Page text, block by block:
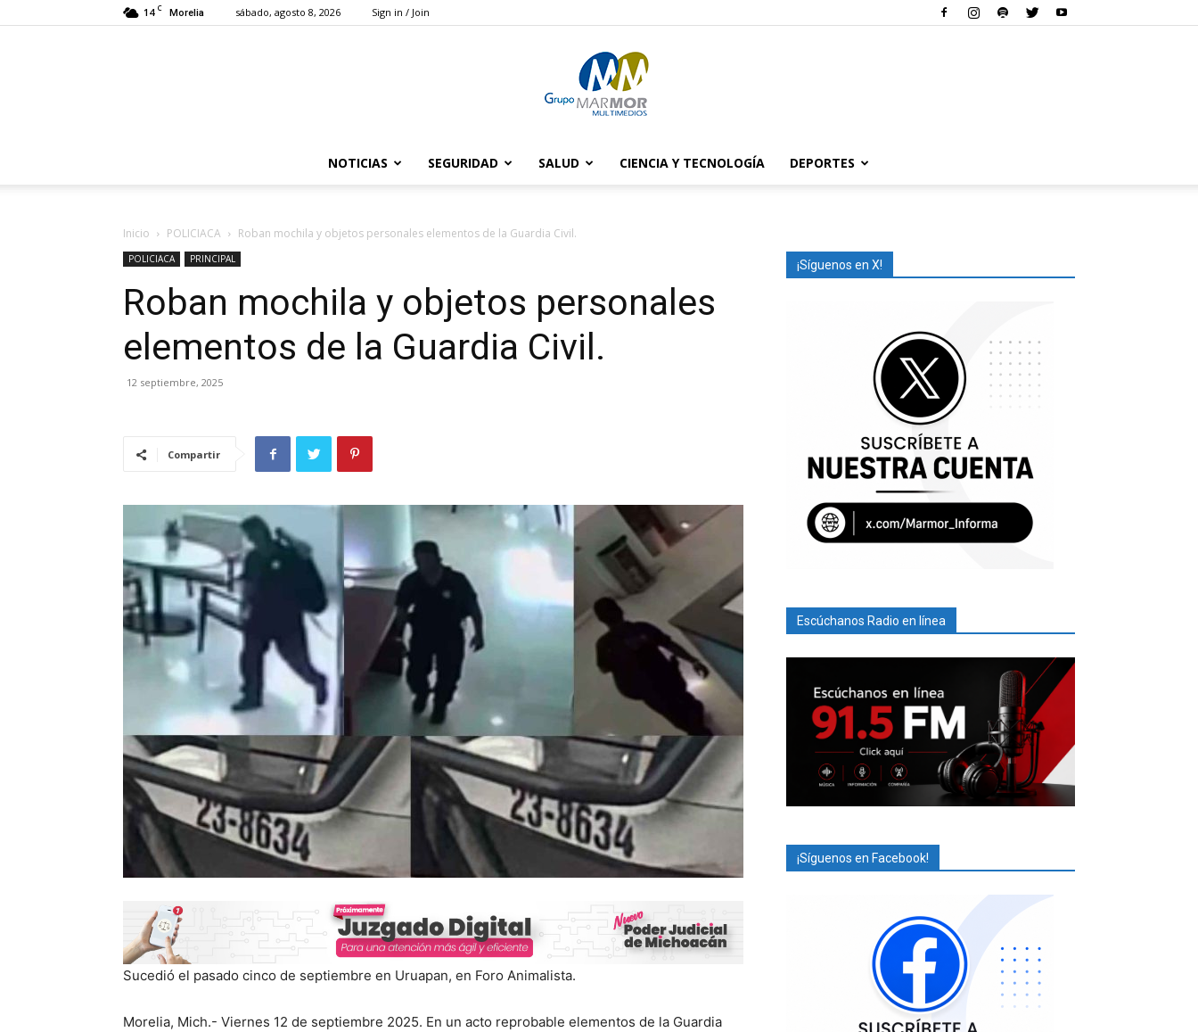
14 C Morelia sábado, agosto 8, 2026 Sign in / Join
Marmor
NOTICIAS SEGURIDAD SALUD CIENCIA Y TECNOLOGÍA DEPORTES
Inicio POLICIACA Roban mochila y objetos personales elementos de la Guardia Civil.
POLICIACA PRINCIPAL
Roban mochila y objetos personales
elementos de la Guardia Civil.
12 septiembre, 2025
Compartir
Sucedió el pasado cinco de septiembre en Uruapan, en Foro Animalista.
Morelia, Mich.- Viernes 12 de septiembre 2025. En un acto reprobable elementos de la Guardia
¡Síguenos en X!
Escúchanos Radio en línea
¡Síguenos en Facebook!